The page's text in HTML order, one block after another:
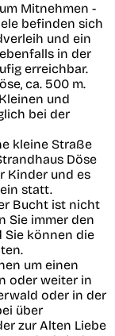
Mitnehmen -
befinden sich
und ein
in der
erreichbar.
ca. 500 m.
und
bei der
kleine Straße
Döse
Kinder und es
statt.
Bucht ist nicht
Sie immer den
können die
um einen
oder weiter in
oder in der
über
zur Alten Liebe